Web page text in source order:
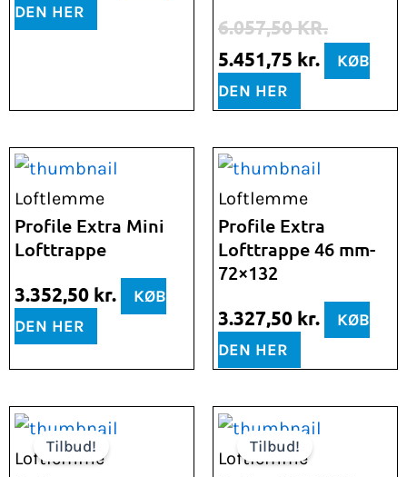
DEN HER
6.057,50KR.
5.451,75 kr.
KØB
DEN HER
Loftlemme
Profile Extra Mini
Lofttrappe
3.352,50 kr.
KØB
DEN HER
Loftlemme
Profile Extra
Lofttrappe 46 mm-
72×132
3.327,50 kr.
KØB
DEN HER
Tilbud!
Loftlemme
Den
oprindelige
Den
aktuelle
Tilbud!
Loftlemme
Den
oprindelige
Den